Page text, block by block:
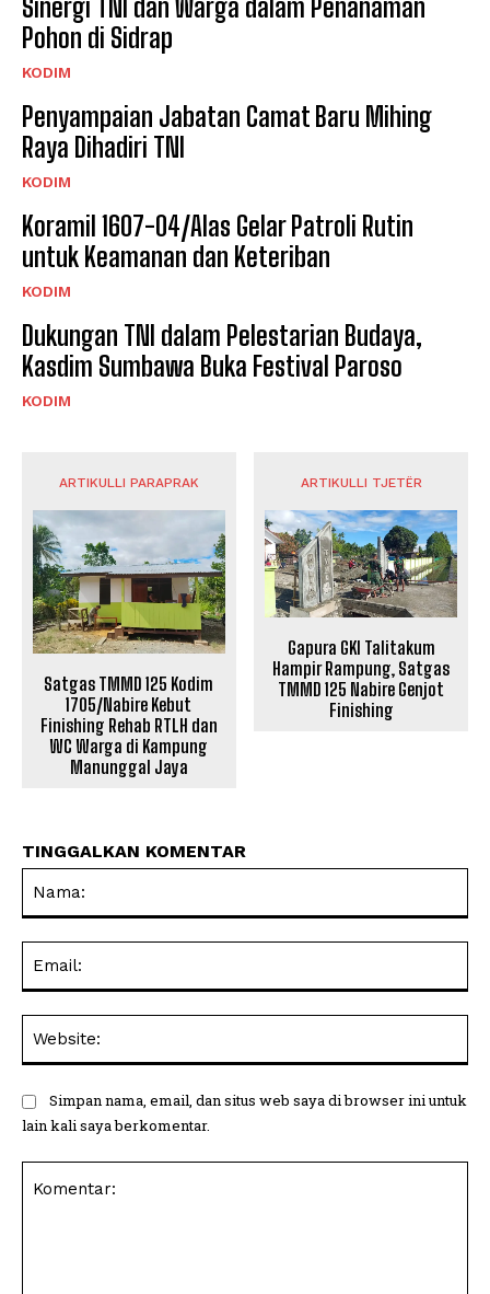
Sinergi TNI dan Warga dalam Penanaman
Pohon di Sidrap
KODIM
Penyampaian Jabatan Camat Baru Mihing
Raya Dihadiri TNI
KODIM
Koramil 1607-04/Alas Gelar Patroli Rutin
untuk Keamanan dan Keteriban
KODIM
Dukungan TNI dalam Pelestarian Budaya,
Kasdim Sumbawa Buka Festival Paroso
KODIM
ARTIKULLI PARAPRAK
Satgas TMMD 125 Kodim
1705/Nabire Kebut
Finishing Rehab RTLH dan
WC Warga di Kampung
Manunggal Jaya
ARTIKULLI TJETËR
Gapura GKI Talitakum
Hampir Rampung, Satgas
TMMD 125 Nabire Genjot
Finishing
TINGGALKAN KOMENTAR
Simpan nama, email, dan situs web saya di browser ini untuk
lain kali saya berkomentar.